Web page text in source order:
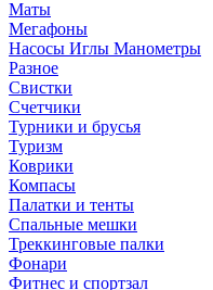
Маты
Мегафоны
Насосы Иглы Манометры
Разное
Свистки
Счетчики
Турники и брусья
Туризм
Коврики
Компасы
Палатки и тенты
Спальные мешки
Треккинговые палки
Фонари
Фитнес и спортзал